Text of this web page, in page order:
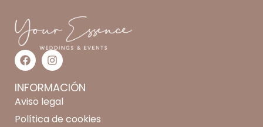
INFORMACIÓN
Aviso legal
Política de cookies